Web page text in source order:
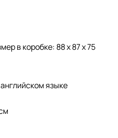
в коробке: 88 х 87 х 75
языке